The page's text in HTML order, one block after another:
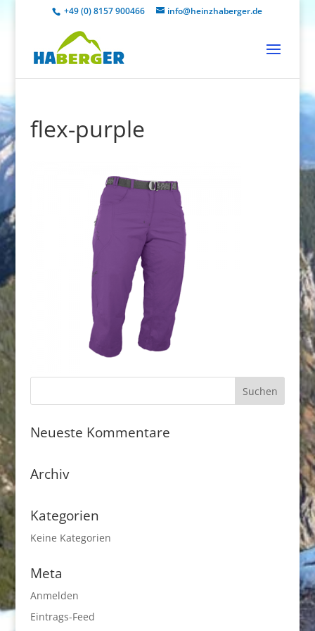
+49 (0) 8157 900466 info@heinzhaberger.de
flex-purple
Neueste Kommentare
Archiv
Kategorien
Keine Kategorien
Meta
Anmelden
Eintrags-Feed